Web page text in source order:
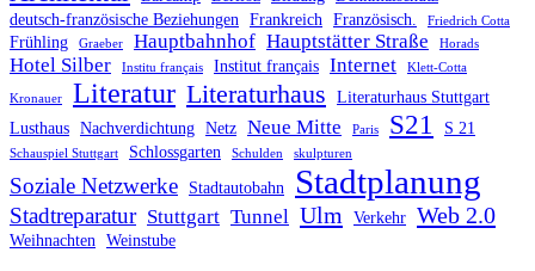
deutsch-französische Beziehungen
Frankreich Französisch. Friedrich Cotta
Frühling Graeber Hauptbahnhof Hauptstätter Straße Horads
Hotel Silber Institu français Institut français Internet Klett-Cotta
Kronauer Literatur Literaturhaus
Literaturhaus Stuttgart
Lusthaus Nachverdichtung Netz Neue Mitte Paris S21 S 21
Schauspiel Stuttgart Schlossgarten Schulden skulpturen
Soziale Netzwerke Stadtautobahn Stadtplanung
Stadtreparatur Stuttgart Tunnel Ulm Verkehr Web 2.0
Weihnachten Weinstube